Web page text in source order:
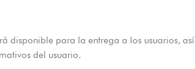
disponible para la entrega a los usuarios, así
del usuario.